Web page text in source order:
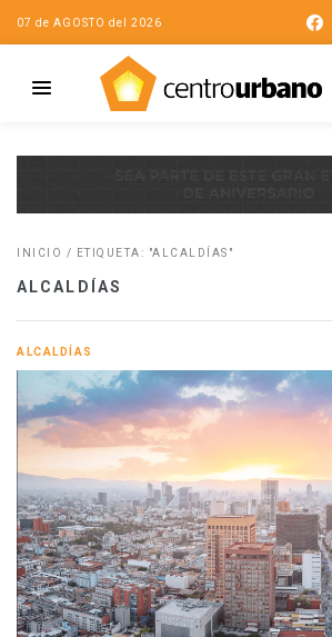
07 de AGOSTO del 2026
INICIO / ETIQUETA: "ALCALDÍAS"
ALCALDÍAS
ALCALDÍAS